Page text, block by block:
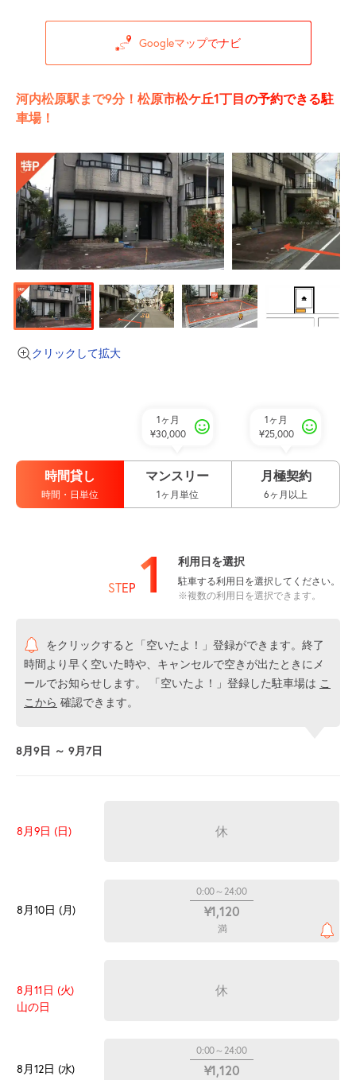
Googleマップでナビ
河内松原駅まで9分！松原市松ケ丘1丁目の予約できる駐
車場！
クリックして拡大
時間貸し
時間・日単位
1ヶ月
¥30,000
マンスリー
1ヶ月単位
1ヶ月
¥25,000
月極契約
6ヶ月以上
STEP 1 利用日を選択
駐車する利用日を選択してください。
※複数の利用日を選択できます。
をクリックすると「空いたよ！」登録ができます。終了
時間より早く空いた時や、キャンセルで空きが出たときにメ
ールでお知らせします。 「空いたよ！」登録した駐車場は こ
こから 確認できます。
8月9日 ～ 9月7日
8月9日 (日) 休
8月10日 (月)
0:00～24:00
¥1,120
満
8月11日 (火)
山の日
休
8月12日 (水)
0:00～24:00
¥1,120